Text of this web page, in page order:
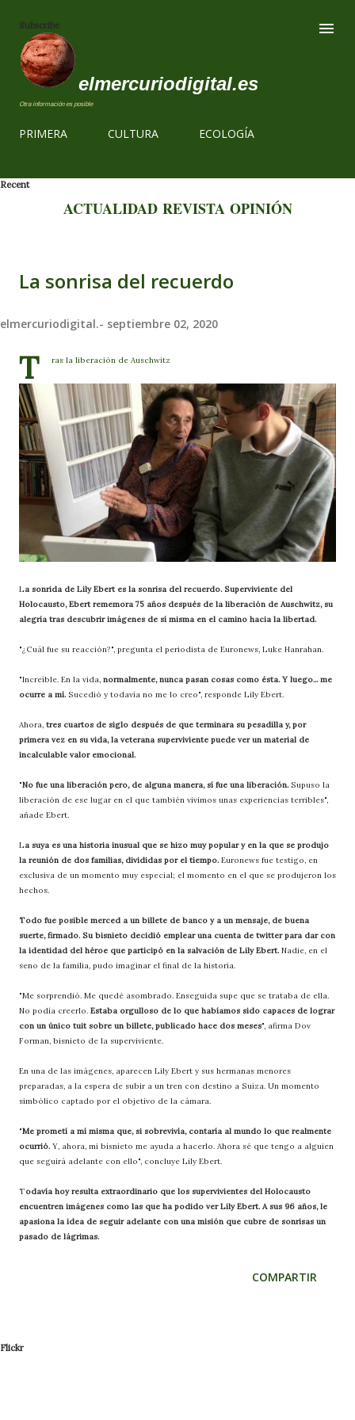
Subscribe
elmercuriodigital.es
Otra información es posible
PRIMERA CULTURA ECOLOGÍA
Recent
ACTUALIDAD REVISTA OPINIÓN
La sonrisa del recuerdo
elmercuriodigital.- septiembre 02, 2020
T ras la liberación de Auschwitz
La sonrida de Lily Ebert es la sonrisa del recuerdo. Superviviente del
Holocausto, Ebert rememora 75 años después de la liberación de Auschwitz, su
alegría tras descubrir imágenes de sí misma en el camino hacia la libertad.
"¿Cuál fue su reacción?", pregunta el periodista de Euronews, Luke Hanrahan.
"Increíble. En la vida, normalmente, nunca pasan cosas como ésta. Y luego... me
ocurre a mí. Sucedió y todavía no me lo creo", responde Lily Ebert.
Ahora, tres cuartos de siglo después de que terminara su pesadilla y, por
primera vez en su vida, la veterana superviviente puede ver un material de
incalculable valor emocional.
"No fue una liberación pero, de alguna manera, sí fue una liberación. Supuso la
liberación de ese lugar en el que también vivimos unas experiencias terribles",
añade Ebert.
La suya es una historia inusual que se hizo muy popular y en la que se produjo
la reunión de dos familias, divididas por el tiempo. Euronews fue testigo, en
exclusiva de un momento muy especial; el momento en el que se produjeron los
hechos.
Todo fue posible merced a un billete de banco y a un mensaje, de buena
suerte, firmado. Su bisnieto decidió emplear una cuenta de twitter para dar con
la identidad del héroe que participó en la salvación de Lily Ebert. Nadie, en el
seno de la familia, pudo imaginar el final de la historia.
"Me sorprendió. Me quedé asombrado. Enseguida supe que se trataba de ella.
No podía creerlo. Estaba orgulloso de lo que habíamos sido capaces de lograr
con un único tuit sobre un billete, publicado hace dos meses", afirma Dov
Forman, bisnieto de la superviviente.
En una de las imágenes, aparecen Lily Ebert y sus hermanas menores
preparadas, a la espera de subir a un tren con destino a Suiza. Un momento
simbólico captado por el objetivo de la cámara.
"Me prometí a mí misma que, si sobrevivía, contaría al mundo lo que realmente
ocurrió. Y, ahora, mi bisnieto me ayuda a hacerlo. Ahora sé que tengo a alguien
que seguirá adelante con ello", concluye Lily Ebert.
Todavía hoy resulta extraordinario que los supervivientes del Holocausto
encuentren imágenes como las que ha podido ver Lily Ebert. A sus 96 años, le
apasiona la idea de seguir adelante con una misión que cubre de sonrisas un
pasado de lágrimas.
COMPARTIR
Flickr